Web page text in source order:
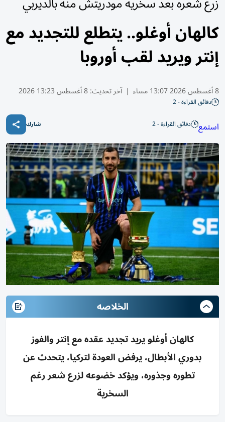
كالهان أوغلو.. يتطلع للتجديد مع
إنتر ويريد لقب أوروبا
8 أغسطس 2026 13:07 مساء | آخر تحديث:8 أغسطس 13:23 2026
دقائق القراءة - 2
استمع دقائق القراءة - 2 شارك
الخلاصه
كالهان أوغلو يريد تجديد عقده مع إنتر والفوز
بدوري الأبطال، يرفض العودة لتركيا، يتحدث عن
تطوره وجذوره، ويؤكد خضوعه لزرع شعر رغم
السخرية